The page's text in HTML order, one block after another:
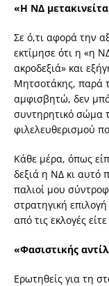
«Η ΝΔ
Σε ό,τι αφορά την
εκτίμησε ότι η «η
ακροδεξιά» και
Μητσοτάκης, παρά
αμφισβητώ, δεν
συντηρητικό σώμα
φιλελευθερισμού
Κάθε μέρα, όπως
δεξιά η ΝΔ κι αυτό
παλιοί μου
στρατηγική
από τις εκλογές
«Φασιστικής
Ερωτηθείς για τη